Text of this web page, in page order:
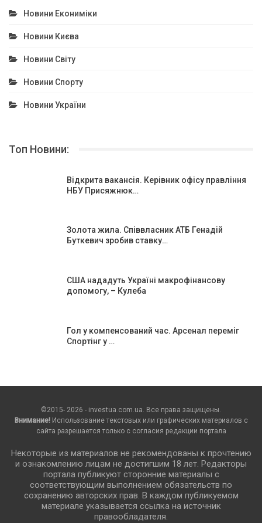
Новини Екониміки
Новини Києва
Новини Світу
Новини Спорту
Новини України
Топ Новини:
Відкрита вакансія. Керівник офісу правління
НБУ Присяжнюк…
Золота жила. Співвласник АТБ Генадій
Буткевич зробив ставку…
США нададуть Україні макрофінансову
допомогу, – Кулеба
Гол у компенсований час. Арсенал переміг
Спортінг у …
©2015- 2026 - investua.com.ua. Все права защищены.
Внимание!Использование текстовых или графических материалов с
сайта разрешается только c согласия редакции портала
Некоторые из материалов не рекомендованы к прочтению
и ознакомлению лицам не достигшим 18 лет. Редакторы
портала публикуют сторонние материалы с
соответствующим выполнением обязательств по
сохранению авторских прав. В каждом публикуемом
материале указывается ссылка на источник
правообладателя.